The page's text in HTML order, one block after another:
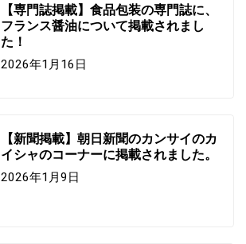
【専門誌掲載】食品包装の専門誌に、
フランス醤油について掲載されまし
た！
2026年1月16日
【新聞掲載】朝日新聞のカンサイのカ
イシャのコーナーに掲載されました。
2026年1月9日